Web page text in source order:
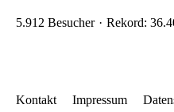
5.912 Besucher Rekord:
Kontakt Impressum